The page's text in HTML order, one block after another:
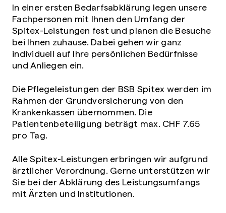
In einer ersten Bedarfsabklärung legen unsere
Fachpersonen mit Ihnen den Umfang der
Spitex-Leistungen fest und planen die Besuche
bei Ihnen zuhause. Dabei gehen wir ganz
individuell auf Ihre persönlichen Bedürfnisse
und Anliegen ein.
Die Pflegeleistungen der BSB Spitex werden im
Rahmen der Grundversicherung von den
Krankenkassen übernommen. Die
Patientenbeteiligung beträgt max. CHF 7.65
pro Tag.
Alle Spitex-Leistungen erbringen wir aufgrund
ärztlicher Verordnung. Gerne unterstützen wir
Sie bei der Abklärung des Leistungsumfangs
mit Ärzten und Institutionen.